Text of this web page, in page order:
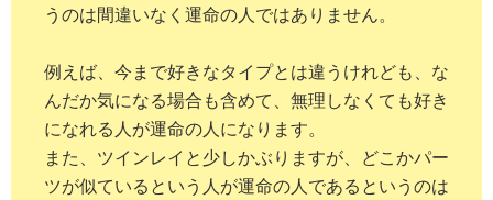
うのは間違いなく運命の人ではありません。
例えば、今まで好きなタイプとは違うけれども、な
んだか気になる場合も含めて、無理しなくても好き
になれる人が運命の人になります。
また、ツインレイと少しかぶりますが、どこかパー
ツが似ているという人が運命の人であるというのは